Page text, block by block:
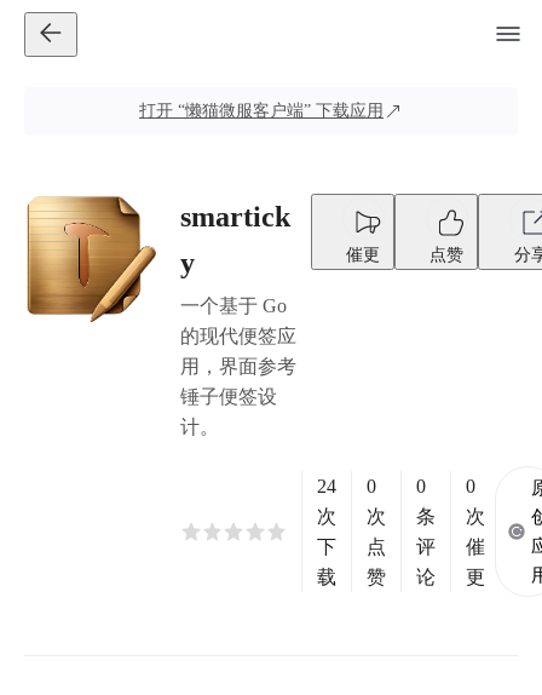
打开 “懒猫微服客户端” 下载应用
smartick
y
一个基于 Go
的现代便签应
用，界面参考
锤子便签设
计。
催更 点赞 分
24
次
下
载
0
次
点
赞
0
条
评
论
0
次
催
更